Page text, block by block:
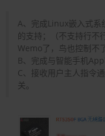
A、完成Linux嵌入式系
的支持；（不支持行不
Wemo了，鸟也控制不了
B、完成与智能手机
C、接收用户主人指令
关。